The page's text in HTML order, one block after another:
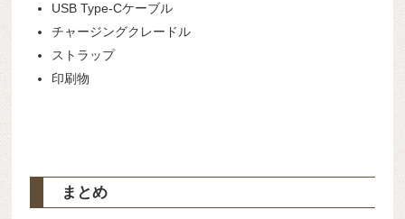
USB Type-Cケーブル
チャージングクレードル
ストラップ
印刷物
まとめ